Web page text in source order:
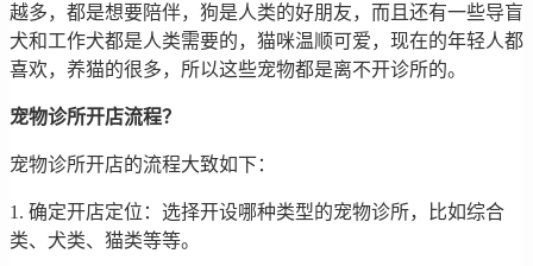
越多，都是想要陪伴，狗是人类的好朋友，而且还有一些导盲
犬和工作犬都是人类需要的，猫咪温顺可爱，现在的年轻人都
喜欢，养猫的很多，所以这些宠物都是离不开诊所的。
宠物诊所开店流程？
宠物诊所开店的流程大致如下：
1. 确定开店定位：选择开设哪种类型的宠物诊所，比如综合
类、犬类、猫类等等。